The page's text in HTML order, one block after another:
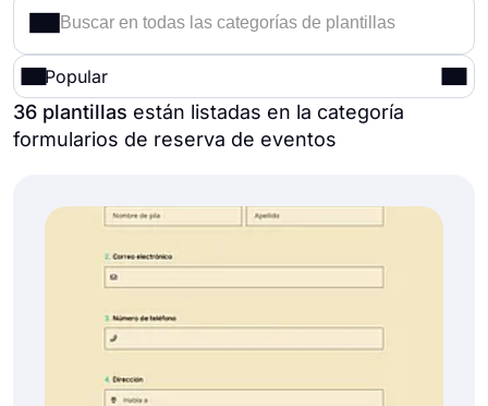
Popular
36 plantillas están listadas en la categoría
formularios de reserva de eventos